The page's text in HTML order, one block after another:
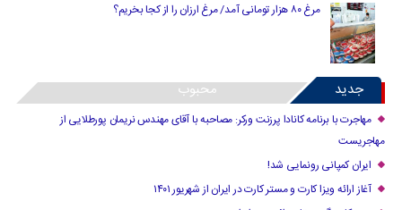
مرغ ۸۰ هزار تومانی آمد/ مرغ ارزان را از کجا بخریم؟
جدید محبوب
مهاجرت با برنامه کانادا پرزنت ورکر: مصاحبه با آقای مهندس نریمان پورطلایی از
مهاجریست
ایران کمپانی رونمایی شد!
آغاز ارائه ویزا کارت و مستر کارت در ایران از شهریور ۱۴۰۱